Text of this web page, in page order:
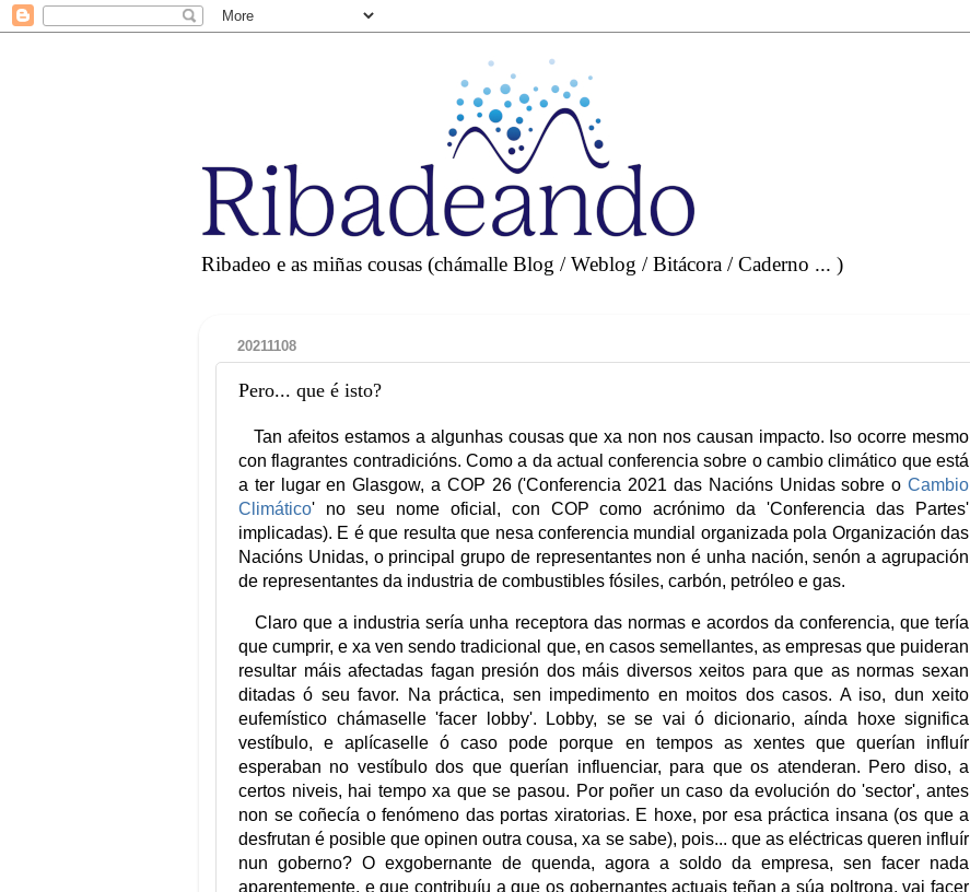
Ribadeo e as miñas cousas (chámalle Blog / Weblog / Bitácora / Caderno ... )
20211108
Pero... que é isto?
Tan afeitos estamos a algunhas cousas que xa non nos causan impacto. Iso ocorre mesmo
con flagrantes contradicións. Como a da actual conferencia sobre o cambio climático que está
a ter lugar en Glasgow, a COP 26 ('Conferencia 2021 das Nacións Unidas sobre o Cambio
Climático' no seu nome oficial, con COP como acrónimo da 'Conferencia das Partes'
implicadas). E é que resulta que nesa conferencia mundial organizada pola Organización das
Nacións Unidas, o principal grupo de representantes non é unha nación, senón a agrupación
de representantes da industria de combustibles fósiles, carbón, petróleo e gas.
Claro que a industria sería unha receptora das normas e acordos da conferencia, que tería
que cumprir, e xa ven sendo tradicional que, en casos semellantes, as empresas que puideran
resultar máis afectadas fagan presión dos máis diversos xeitos para que as normas sexan
ditadas ó seu favor. Na práctica, sen impedimento en moitos dos casos. A iso, dun xeito
eufemístico chámaselle 'facer lobby'. Lobby, se se vai ó dicionario, aínda hoxe significa
vestíbulo, e aplícaselle ó caso pode porque en tempos as xentes que querían influír
esperaban no vestíbulo dos que querían influenciar, para que os atenderan. Pero diso, a
certos niveis, hai tempo xa que se pasou. Por poñer un caso da evolución do 'sector', antes
non se coñecía o fenómeno das portas xiratorias. E hoxe, por esa práctica insana (os que a
desfrutan é posible que opinen outra cousa, xa se sabe), pois... que as eléctricas queren influír
nun goberno? O exgobernante de quenda, agora a soldo da empresa, sen facer nada
aparentemente, e que contribuíu a que os gobernantes actuais teñan a súa poltrona, vai facer